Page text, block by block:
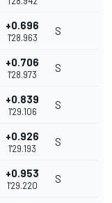
+0.696
1'28.963
S
+0.706
1'28.973
S
+0.839
1'29.106
S
+0.926
1'29.193
S
+0.953
1'29.220
S